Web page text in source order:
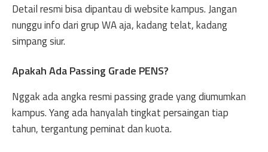
Detail resmi bisa dipantau di website kampus. Jangan
nunggu info dari grup WA aja, kadang telat, kadang
simpang siur.
Apakah Ada Passing Grade PENS?
Nggak ada angka resmi passing grade yang diumumkan
kampus. Yang ada hanyalah tingkat persaingan tiap
tahun, tergantung peminat dan kuota.